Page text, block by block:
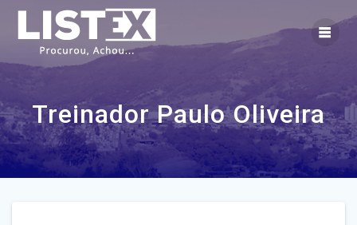
content
Treinador Paulo Oliveira